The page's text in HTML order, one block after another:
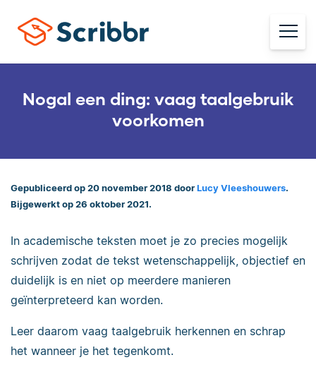
Nogal een ding: vaag taalgebruik
voorkomen
Gepubliceerd op 20 november 2018 door Lucy Vleeshouwers.
Bijgewerkt op 26 oktober 2021.
In academische teksten moet je zo precies mogelijk
schrijven zodat de tekst wetenschappelijk, objectief en
duidelijk is en niet op meerdere manieren
geïnterpreteerd kan worden.
Leer daarom vaag taalgebruik herkennen en schrap
het wanneer je het tegenkomt.